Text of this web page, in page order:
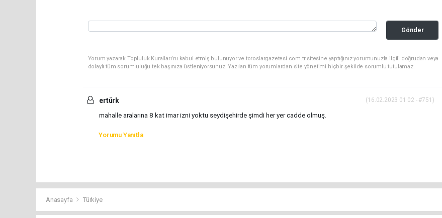
Gönder
Yorum yazarak Topluluk Kuralları’nı kabul etmiş bulunuyor ve toroslargazetesi.com.tr sitesine yaptığınız yorumunuzla ilgili doğrudan veya
dolaylı tüm sorumluluğu tek başınıza üstleniyorsunuz. Yazılan tüm yorumlardan site yönetimi hiçbir şekilde sorumlu tutulamaz.
ertürk (16.02.2023 01:02 - #751)
mahalle aralarına 8 kat imar izni yoktu seydişehirde şimdi her yer cadde olmuş.
Yorumu Yanıtla
Anasayfa Türkiye